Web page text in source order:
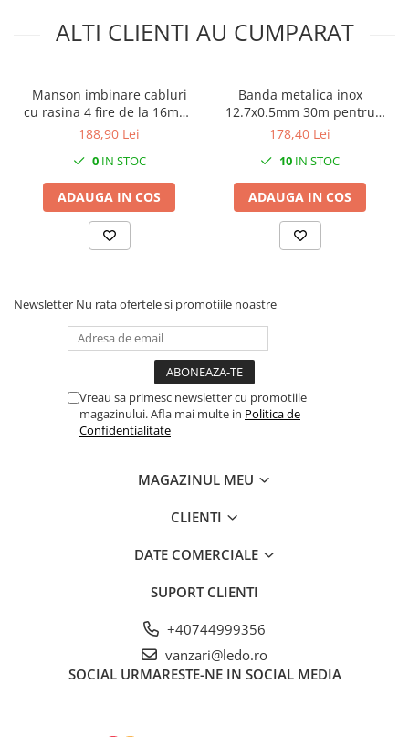
ALTI CLIENTI AU CUMPARAT
Manson imbinare cabluri
cu rasina 4 fire de la 16mm²​​​​​​​
la 50mm²​​​​​​​ sau 5 fire de la188,90 Lei
0IN STOC
ADAUGA IN COS
Banda metalica inox
12.7x0.5mm 30m pentru
fixare si prindere
178,40 Lei
10 IN STOC
ADAUGA IN COS
Newsletter Nu rata ofertele si promotiile noastre
Vreau sa primesc newsletter cu promotiile
magazinului. Afla mai multe in Politica de
Confidentialitate
MAGAZINUL MEU
CLIENTI
DATE COMERCIALE
SUPORT CLIENTI
+40744999356
vanzari@ledo.ro
SOCIAL URMARESTE-NE IN SOCIAL MEDIA